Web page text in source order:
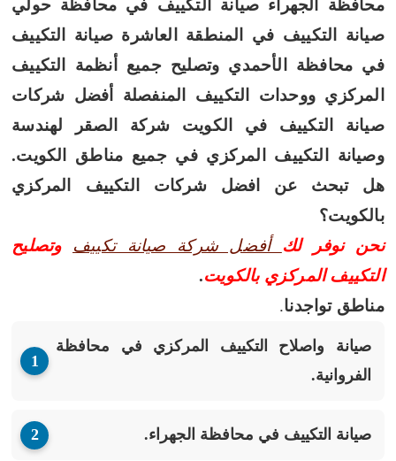
محافظة الجهراء صيانة التكييف في محافظة حولي
صيانة التكييف في المنطقة العاشرة صيانة التكييف
في محافظة الأحمدي وتصليح جميع أنظمة التكييف
المركزي ووحدات التكييف المنفصلة أفضل شركات
صيانة التكييف في الكويت شركة الصقر لهندسة
وصيانة التكييف المركزي في جميع مناطق الكويت.
هل تبحث عن افضل شركات التكييف المركزي
بالكويت؟
نحن نوفر لك
أفضل شركة صيانة تكييف وتصليح
التكييف المركزي بالكويت.
مناطق تواجدنا.
صيانة واصلاح التكييف المركزي في محافظة
الفروانية.
صيانة التكييف في محافظة الجهراء.